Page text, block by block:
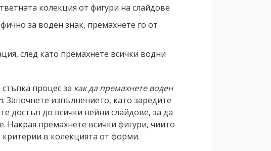
колекция от фигури на слайдове
за воден знак, премахнете го от
след като премахнете всички водни
процес за как да премахнете воден
. Започнете изпълнението, като заредите
достъп до всички нейни слайдове, за да
Накрая премахнете всички фигури, чиито
в колекцията от форми.